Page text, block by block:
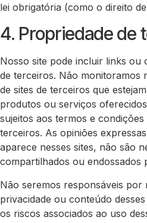
lei obrigatória (como o direito
4. Propriedade de
Nosso site pode incluir links ou
de terceiros. Não monitoramos
de sites de terceiros que
produtos ou serviços
sujeitos aos termos e condições
terceiros. As opiniões
aparece nesses sites, não são
compartilhados ou endossados
Não seremos responsáveis por
privacidade ou conteúdo
os riscos associados ao uso